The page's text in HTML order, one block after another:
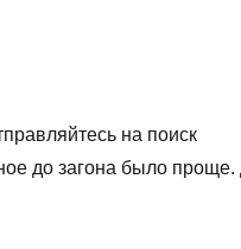
на поиск
до загона было